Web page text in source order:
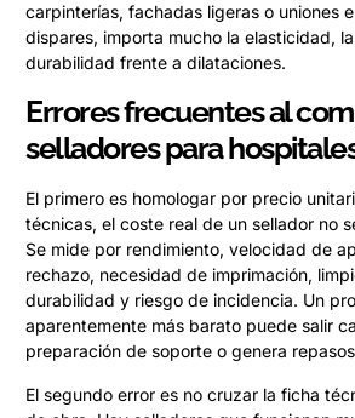
carpinterías, fachadas ligeras o uniones
dispares, importa mucho la elasticidad,
durabilidad frente a dilataciones.
Errores frecuentes al
selladores para
El primero es homologar por precio
técnicas, el coste real de un sellador no
Se mide por rendimiento, velocidad de
rechazo, necesidad de imprimación,
durabilidad y riesgo de incidencia. Un
aparentemente más barato puede salir
preparación de soporte o genera
El segundo error es no cruzar la ficha